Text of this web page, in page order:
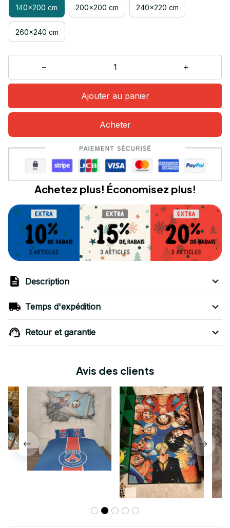
140x200 cm 200x200 cm 240x220 cm
260x240 cm
Ajouter au panier
Acheter
Achetez plus! Économisez plus!
Description
Temps d'expédition
Retour et garantie
Avis des clients